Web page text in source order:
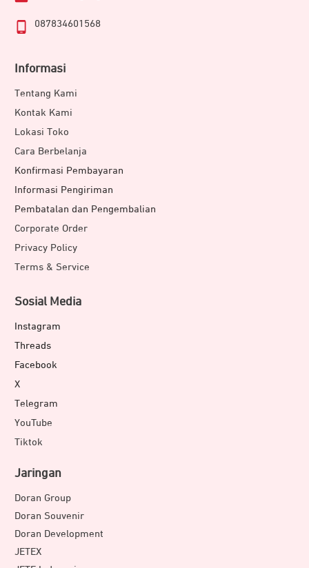
087834601568
Informasi
Tentang Kami
Kontak Kami
Lokasi Toko
Cara Berbelanja
Konfirmasi Pembayaran
Informasi Pengiriman
Pembatalan dan Pengembalian
Corporate Order
Privacy Policy
Terms & Service
Sosial Media
Instagram
Threads
Facebook
X
Telegram
YouTube
Tiktok
Jaringan
Doran Group
Doran Souvenir
Doran Development
JETEX